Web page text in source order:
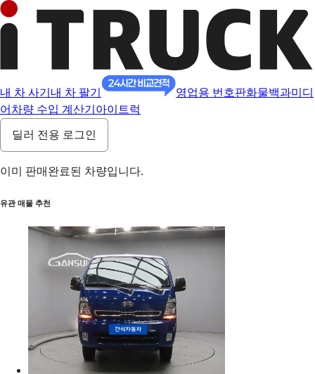
내 차 사기 내 차 팔기 영업용 번호판화물백과미디
어 차량 수입 계산기 아이트럭
딜러 전용 로그인
이미 판매완료된 차량입니다.
유관 매물 추천